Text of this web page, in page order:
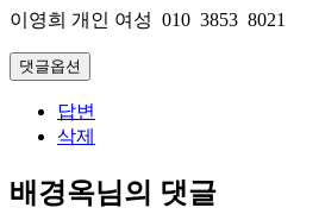
이영희 개인 여성 010 3853 8021
댓글옵션
답변
삭제
배경옥님의 댓글